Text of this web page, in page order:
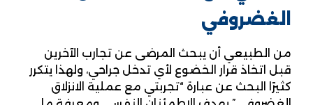
الغضروفي
من الطبيعي أن يبحث المرضى عن تجارب الآخرين
قبل اتخاذ قرار الخضوع لأي تدخل جراحي، ولهذا يتكرر
كثيرًا البحث عن عبارة “تجربتي مع عملية الانزلاق